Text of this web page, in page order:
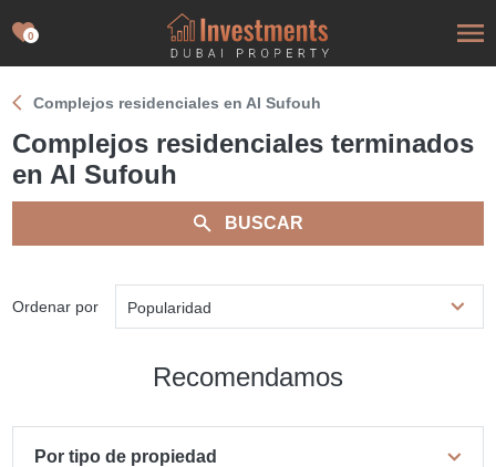
0
Complejos residenciales en Al Sufouh
Complejos residenciales terminados
en Al Sufouh
BUSCAR
Ordenar por Popularidad
Recomendamos
Por tipo de propiedad